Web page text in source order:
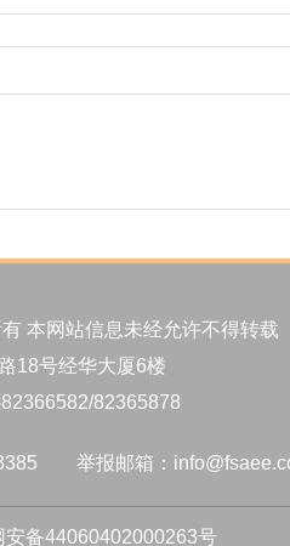
本网站信息未经允许不得转载
18号经华大厦6楼
82365878
举报邮箱：
安备44060402000263号